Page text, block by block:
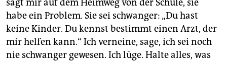
genossenschaft
epaper login
sagt mir auf dem Heimweg von der Schule, sie
habe ein Problem. Sie sei schwanger: „Du hast
keine Kinder. Du kennst bestimmt einen Arzt, der
mir helfen kann.“ Ich verneine, sage, ich sei noch
nie schwanger gewesen. Ich lüge. Halte alles, was